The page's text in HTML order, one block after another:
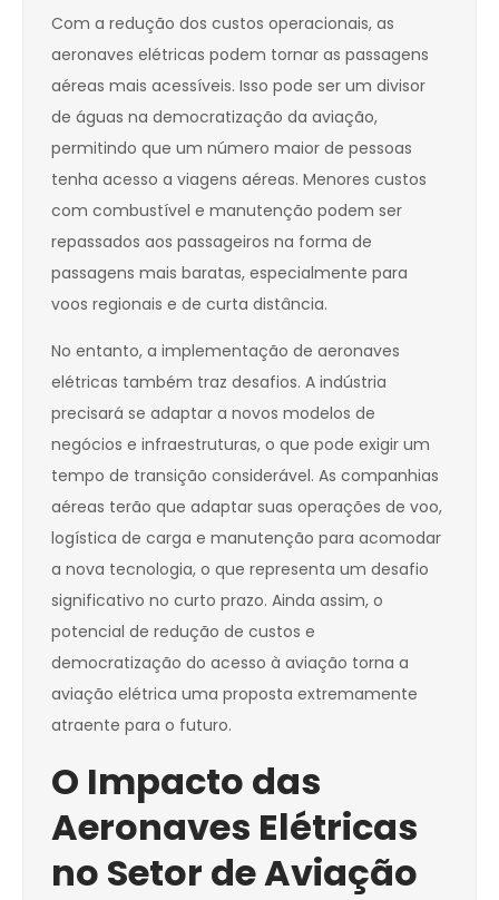
Com a redução dos custos operacionais, as
aeronaves elétricas podem tornar as passagens
aéreas mais acessíveis. Isso pode ser um divisor
de águas na democratização da aviação,
permitindo que um número maior de pessoas
tenha acesso a viagens aéreas. Menores custos
com combustível e manutenção podem ser
repassados aos passageiros na forma de
passagens mais baratas, especialmente para
voos regionais e de curta distância.
No entanto, a implementação de aeronaves
elétricas também traz desafios. A indústria
precisará se adaptar a novos modelos de
negócios e infraestruturas, o que pode exigir um
tempo de transição considerável. As companhias
aéreas terão que adaptar suas operações de voo,
logística de carga e manutenção para acomodar
a nova tecnologia, o que representa um desafio
significativo no curto prazo. Ainda assim, o
potencial de redução de custos e
democratização do acesso à aviação torna a
aviação elétrica uma proposta extremamente
atraente para o futuro.
O Impacto das
Aeronaves Elétricas
no Setor de Aviação